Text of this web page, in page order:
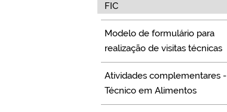
FIC
Modelo de formulário para
realização de visitas técnicas
Atividades complementares -
Técnico em Alimentos